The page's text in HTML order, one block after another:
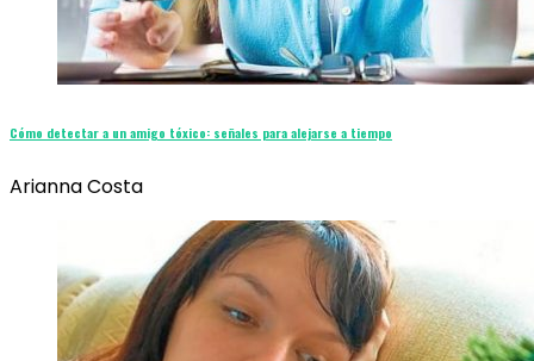
Cómo detectar a un amigo tóxico: señales para alejarse a tiempo
Arianna Costa